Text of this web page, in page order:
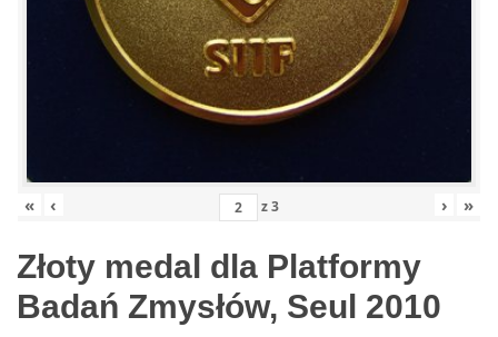
« ‹ z3 › »
Złoty medal dla Platformy
Badań Zmysłów, Seul 2010